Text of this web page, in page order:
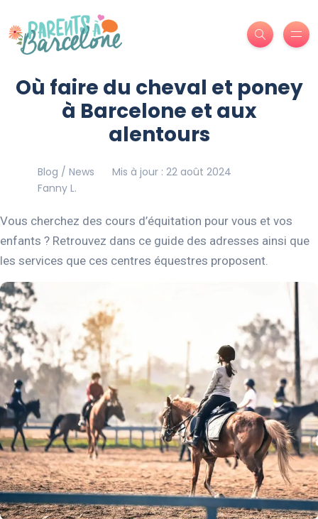
Où faire du cheval et poney
à Barcelone et aux
alentours
Blog / News
Mis à jour : 22 août 2024
Fanny L.
Vous cherchez des cours d’équitation pour vous et vos
enfants ? Retrouvez dans ce guide des adresses ainsi que
les services que ces centres équestres proposent.